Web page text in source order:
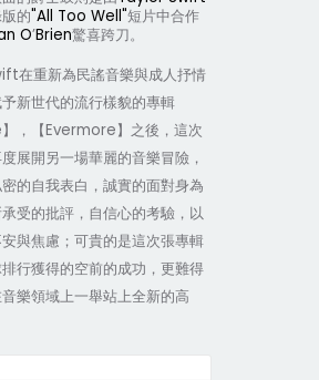
的"All Too Well"短片中合作
O’Brien驚喜跨刀。
在重新為民謠音樂與成人抒情
新世代的流行樣貌的專輯
】，【Evermore】之後，這次
展開另一場華麗的音樂冒險，
的自我表白，誠實的面對身為
受的批評，自信心的考驗，以
與焦慮；可貴的是這次張專輯
行獲得的空前的成功，更難得
樂領域上一舉站上全新的高